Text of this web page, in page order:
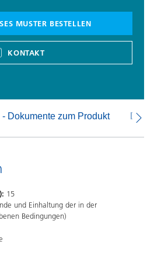
MUSTER BESTELLEN
KONTAKT
Dokumente zum Produkt
15
und Einhaltung der in der
Bedingungen)